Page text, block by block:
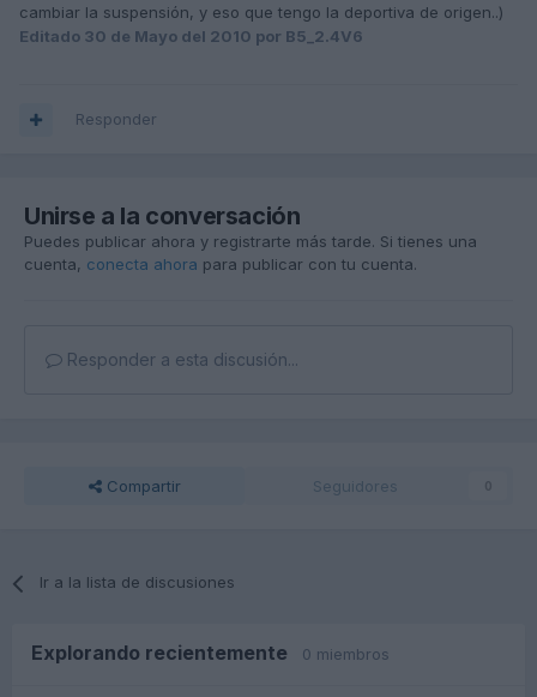
cambiar la suspensión, y eso que tengo la deportiva de origen..)
Editado 30 de Mayo del 2010 por B5_2.4V6
Responder
Unirse a la conversación
Puedes publicar ahora y registrarte más tarde. Si tienes una
cuenta, conecta ahora para publicar con tu cuenta.
Responder a esta discusión...
Compartir Seguidores 0
Ir a la lista de discusiones
Explorando recientemente 0 miembros